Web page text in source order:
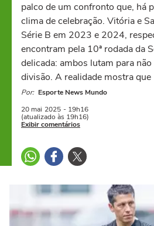
palco de um confronto que, há
clima de celebração. Vitória e
Série B em 2023 e 2024,
encontram pela 10ª rodada da
delicada: ambos lutam para
divisão. A realidade mostra
Por: Esporte News Mundo
20 mai 2025 - 19h16
(atualizado às 19h16)
Exibir comentários